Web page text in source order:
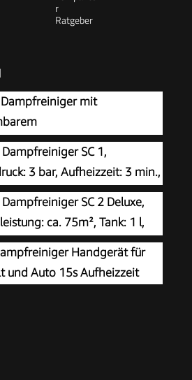
mit
SC 1,
3 bar, Aufheizzeit: 3 min.,
1.200 W, Flächenleistung: 20
mit Hand-, Punktstrahl- und
Überzug und Rundbürste
SC 2 Deluxe,
ca. 75m², Tank: 1 l,
max. 3,2 bar, Aufheizzeit:
1.500 W, mit
EasyFix und 3 Düsen,Single
Handgerät für
und Auto 15s Aufheizzeit